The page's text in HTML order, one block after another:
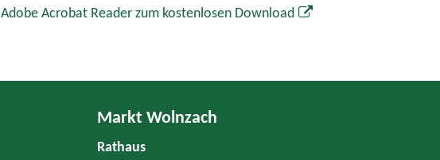
Adobe Acrobat Reader zum kostenlosen Download
Markt Wolnzach
Rathaus